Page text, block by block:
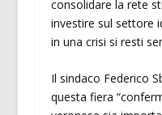
consolidare la rete
investire sul settore
in una crisi si resti
Il sindaco Federico
questa fiera